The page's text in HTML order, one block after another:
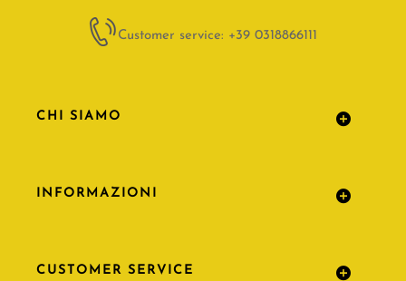
Customer service: +39 0318866111
CHI SIAMO
INFORMAZIONI
CUSTOMER SERVICE